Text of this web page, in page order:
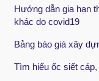
Hướng dẫn gia hạn
khác do covid19
Bảng báo giá xây
Tìm hiểu ốc siết